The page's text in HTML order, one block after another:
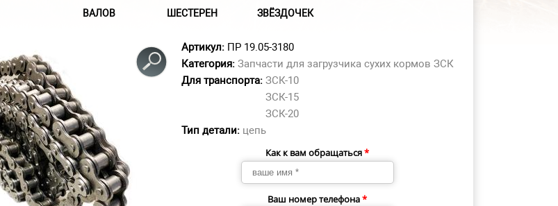
ВАЛОВ ШЕСТЕРЕН ЗВЁЗДОЧЕК
Артикул: ПР 19.05-3180
Категория: Запчасти для загрузчика сухих кормов ЗСК
Для транспорта: ЗСК-10
ЗСК-15
ЗСК-20
Тип детали: цепь
Как к вам обращаться*
Ваш номер телефона*